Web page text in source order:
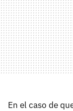
En el caso de